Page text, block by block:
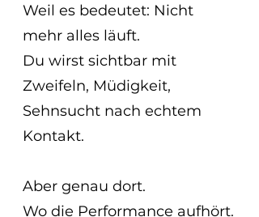
Weil es bedeutet: Nicht
mehr alles läuft.
Du wirst sichtbar mit
Zweifeln, Müdigkeit,
Sehnsucht nach echtem
Kontakt.
Aber genau dort.
Wo die Performance aufhört.